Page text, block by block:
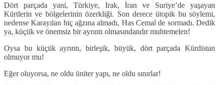
Dört parçada yani, Türkiye, Irak, İran ve Suriye’de yaşayan
Kürtlerin ve bölgelerinin özerkliği. Son derece ütopik bu söylemi,
nedense Karayılan hiç ağzına almadı, Has Cemal de sormadı. Dedik
ya, küçük ve önemsiz bir ayrıntı olmasındandır muhtemelen!
Oysa bu küçük ayrıntı, birleşik, büyük, dört parçada Kürdistan
olmuyor mu!
Eğer oluyorsa, ne oldu üniter yapı, ne oldu sınırlar!